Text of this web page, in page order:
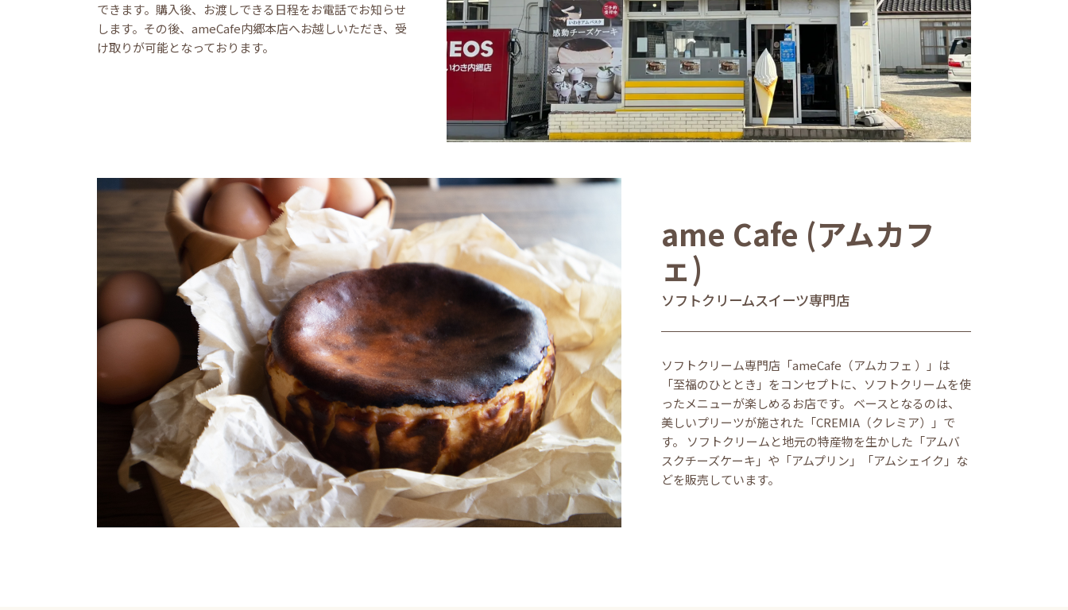
できます。購入後、お渡しできる日程をお電話でお知らせ
します。その後、ameCafe内郷本店へお越しいただき、受
け取りが可能となっております。
ame Cafe (アムカフ
ェ)
ソフトクリームスイーツ専門店
ソフトクリーム専門店「ameCafe（アムカフェ ）」は
「至福のひととき」をコンセプトに、ソフトクリームを使
ったメニューが楽しめるお店です。 ベースとなるのは、
美しいプリーツが施された「CREMIA（クレミア）」で
す。 ソフトクリームと地元の特産物を生かした「アムバ
スクチーズケーキ」や「アムプリン」「アムシェイク」な
どを販売しています。